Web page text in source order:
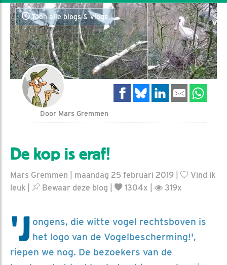
Toon alle blogs & vlogs
Door Mars Gremmen
De kop is eraf!
Mars Gremmen | maandag 25 februari 2019 |
Vind ik
leuk
Bewaar deze blog 1304x | 319x
'J ongens, die witte vogel rechtsboven is
het logo van de Vogelbescherming!',
riepen we nog. De bezoekers van de